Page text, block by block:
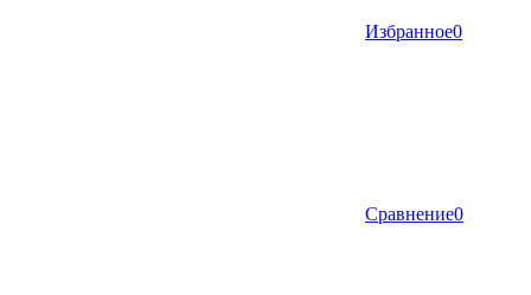
Избранное0
Сравнение0